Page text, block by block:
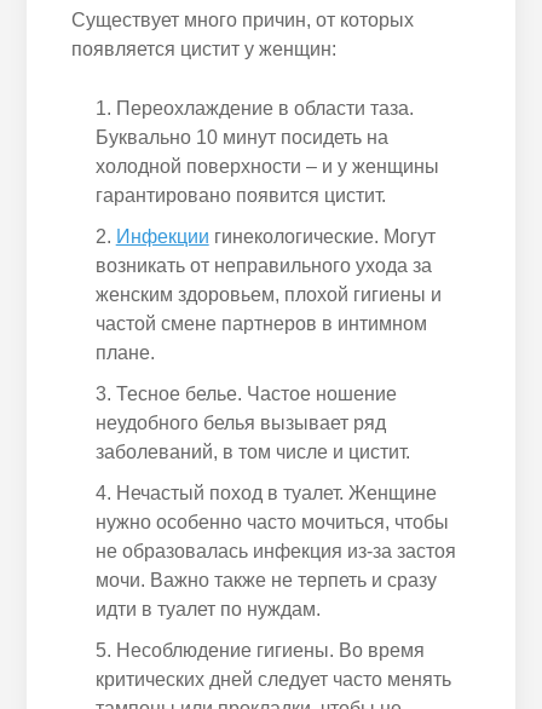
Существует много причин, от которых
появляется цистит у женщин:
Переохлаждение в области таза.
Буквально 10 минут посидеть на
холодной поверхности – и у женщины
гарантировано появится цистит.
Инфекции гинекологические. Могут
возникать от неправильного ухода за
женским здоровьем, плохой гигиены и
частой смене партнеров в интимном
плане.
Тесное белье. Частое ношение
неудобного белья вызывает ряд
заболеваний, в том числе и цистит.
Нечастый поход в туалет. Женщине
нужно особенно часто мочиться, чтобы
не образовалась инфекция из-за застоя
мочи. Важно также не терпеть и сразу
идти в туалет по нуждам.
Несоблюдение гигиены. Во время
критических дней следует часто менять